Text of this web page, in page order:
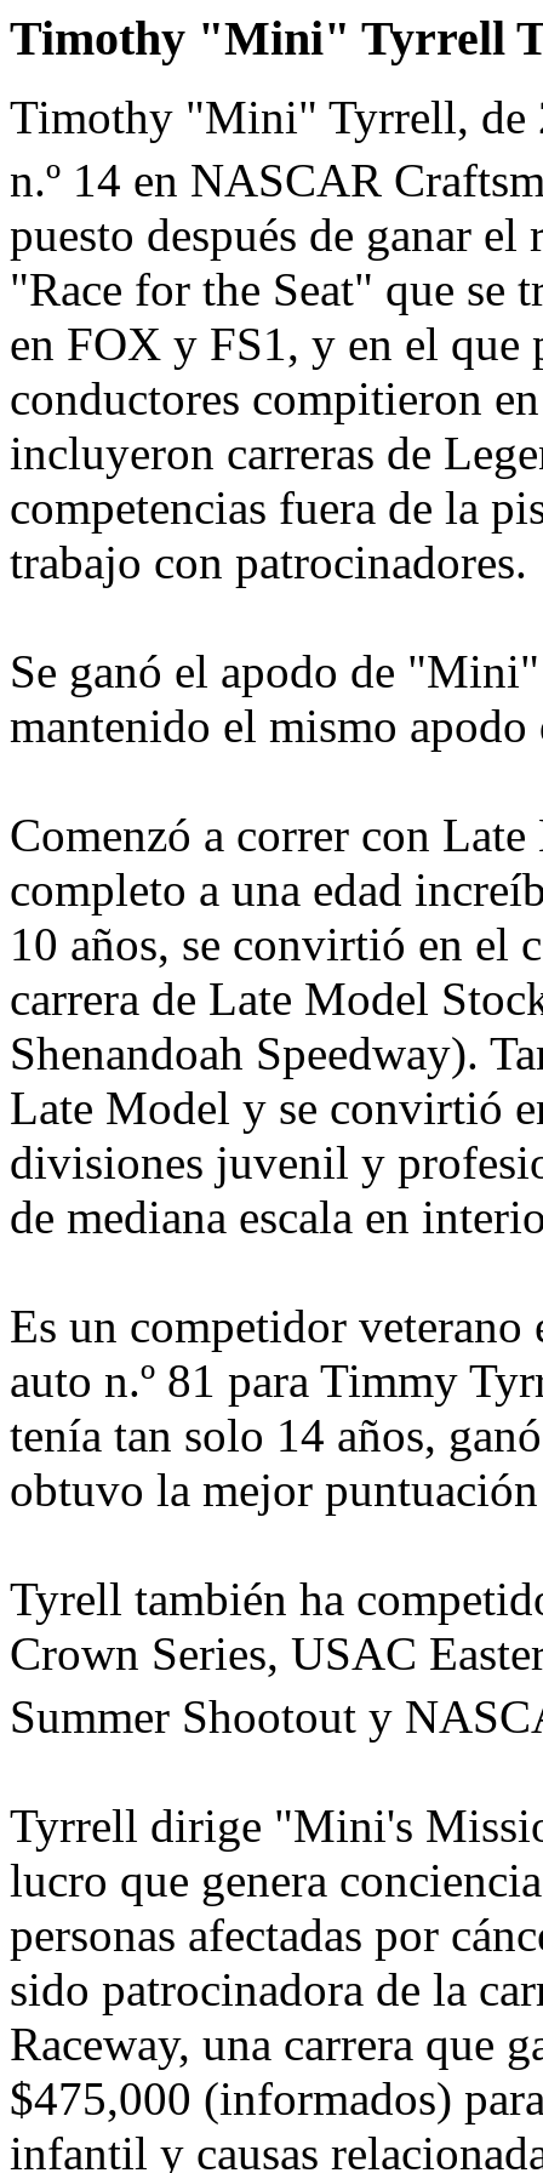
Timothy "Mini" Tyrrell
Timothy "Mini" Tyrrell, de
n.º 14 en NASCAR
puesto después de ganar
"Race for the Seat" que se
en FOX y FS1, y en el
conductores compitieron
incluyeron carreras de
competencias fuera de la
trabajo con patrocinadores.
Se ganó el apodo de
mantenido el mismo apodo
Comenzó a correr con
completo a una edad
10 años, se convirtió en el
carrera de Late Model
Shenandoah Speedway).
Late Model y se convirtió
divisiones juvenil y
de mediana escala en
Es un competidor
auto n.º 81 para Timmy
tenía tan solo 14 años,
obtuvo la mejor
Tyrell también ha
Crown Series, USAC
Summer Shootout y
Tyrrell dirige "Mini's
lucro que genera
personas afectadas por
sido patrocinadora de la
Raceway, una carrera que
$475,000 (informados)
infantil y causas